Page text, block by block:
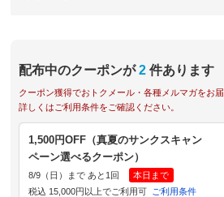
配布中のクーポンが 2 件あります
クーポン獲得でおトクメール・各種メルマガをお
詳しくはご利用条件をご確認ください。
1,500円OFF（真夏のサンクスキャン
ペーン選べるクーポン）
8/9（日）まで あと1回
本日まで
税込 15,000円以上でご利用可
ご利用条件